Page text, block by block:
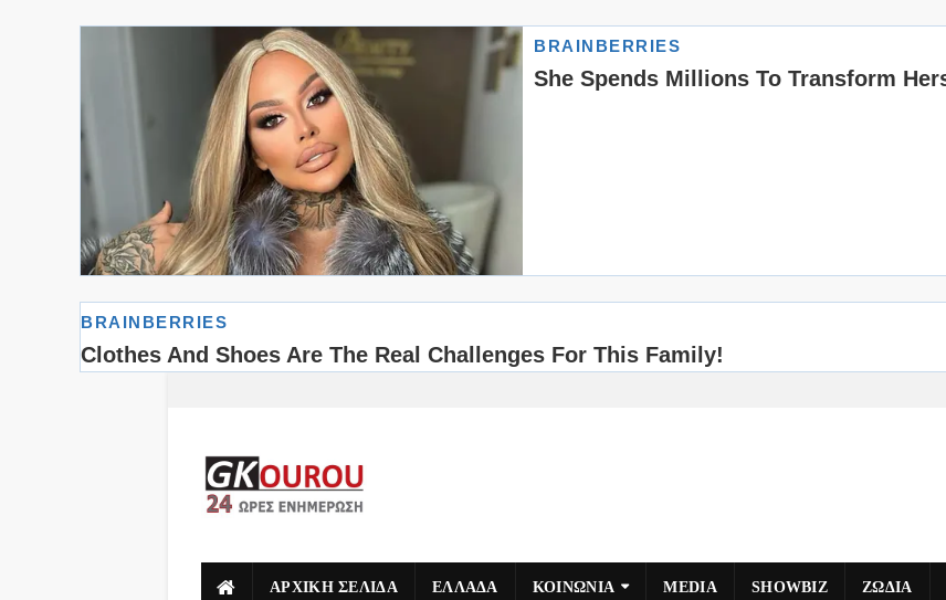
ΑΡΧΙΚΗ ΣΕΛΙΔΑ ΕΛΛΑΔΑ ΚΟΙΝΩΝΙΑ MEDIA SHOWBIZ ΖΩΔΙΑ